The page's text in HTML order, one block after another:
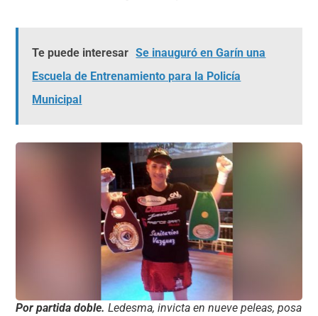
Te puede interesar Se inauguró en Garín una
Escuela de Entrenamiento para la Policía
Municipal
Por partida doble.Ledesma, invicta en nueve peleas, posa